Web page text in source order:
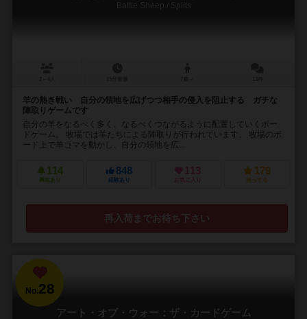
Battle Sheep / Splits
羊の熱き戦い 自分の領地を広げつつ相手の侵入を阻止する ガチな
陣取りゲームです
自分の羊をなるべく多く、なるべくつながるように配置していくボー
ドゲーム。 牧場では羊たちによる陣取りが行われています。 牧場のボ
ード上で羊コマを動かし、自分の領地を広...
114
興味あり
848
経験あり
113
お気に入り
179
持ってる
再入荷までお待ち下さい
No.28
アート・オブ・ウォー：ザ・カードゲーム